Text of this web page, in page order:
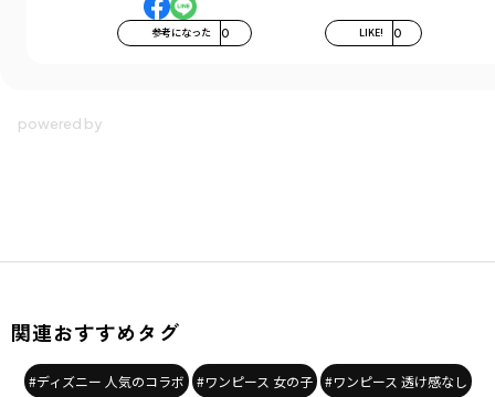
参考になった 0 LIKE! 0
関連おすすめタグ
#ディズニー 人気のコラボ #ワンピース 女の子 #ワンピース 透け感なし